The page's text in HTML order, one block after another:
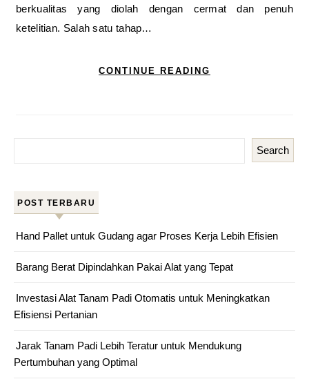
berkualitas yang diolah dengan cermat dan penuh
ketelitian. Salah satu tahap…
CONTINUE READING
Search
POST TERBARU
Hand Pallet untuk Gudang agar Proses Kerja Lebih Efisien
Barang Berat Dipindahkan Pakai Alat yang Tepat
Investasi Alat Tanam Padi Otomatis untuk Meningkatkan
Efisiensi Pertanian
Jarak Tanam Padi Lebih Teratur untuk Mendukung
Pertumbuhan yang Optimal